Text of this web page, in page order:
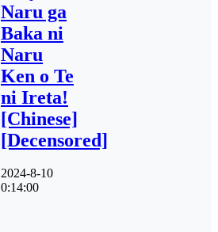
Naru ga
Baka ni
Naru
Ken o Te
ni Ireta!
[Chinese]
[Decensored]
2024-8-10
0:14:00